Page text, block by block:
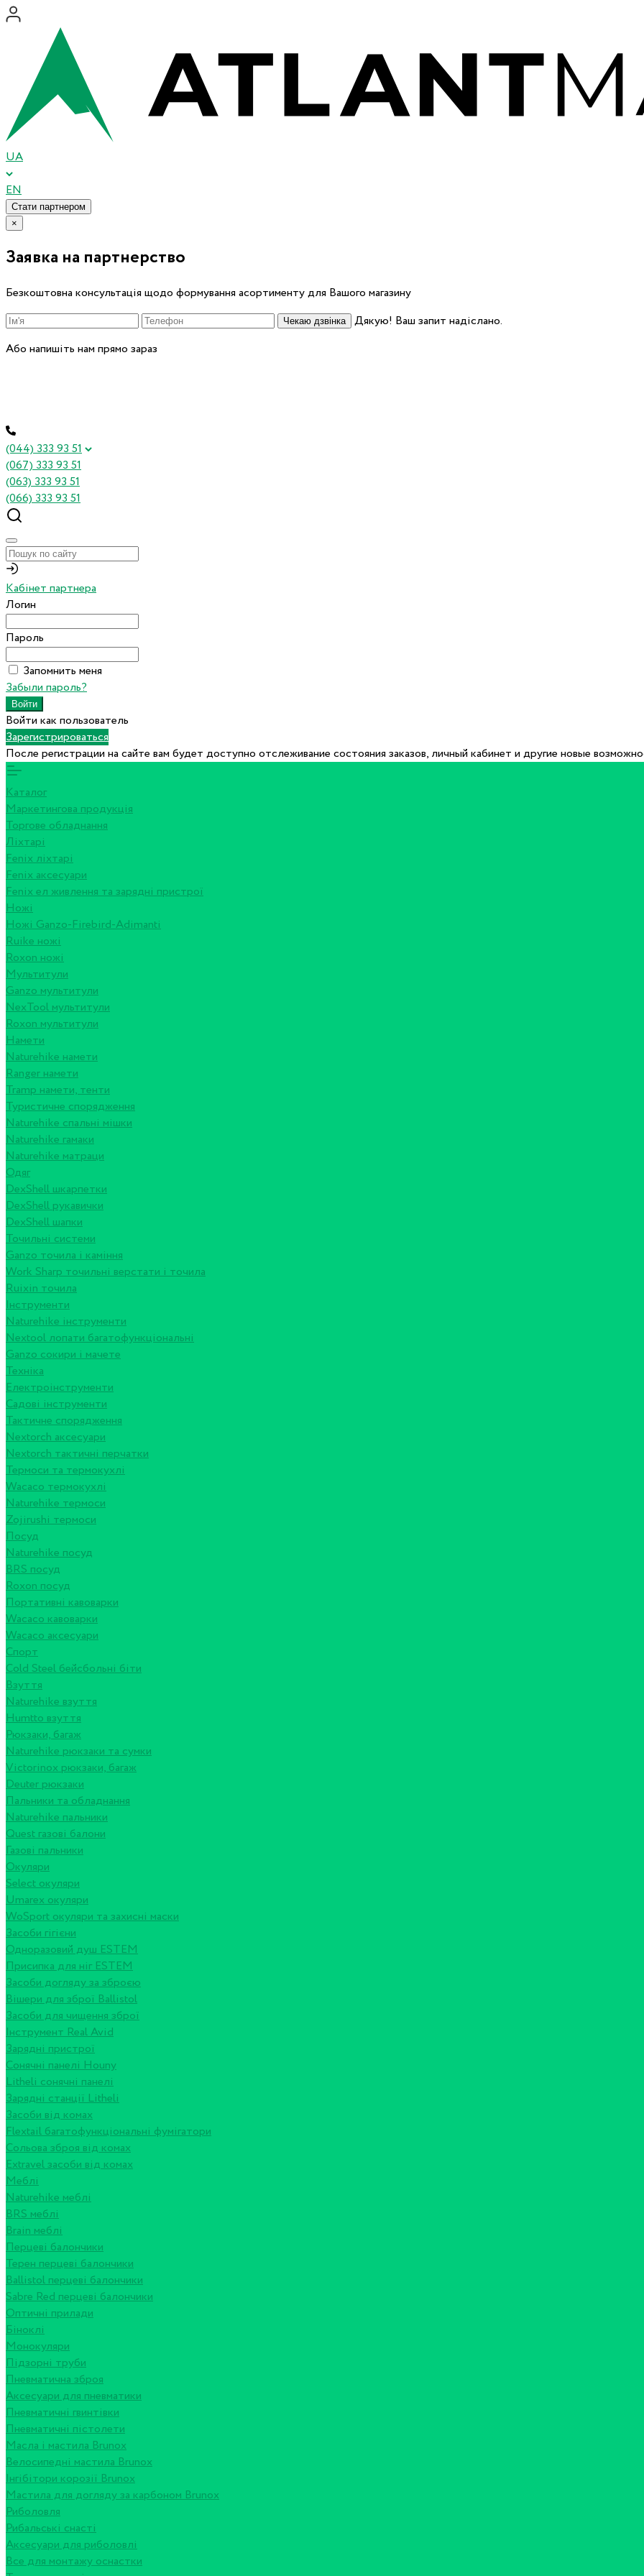
UA
EN
Стати партнером
×
Заявка на партнерство
Безкоштовна консультація щодо формування асортименту для Вашого магазину
Чекаю дзвінка
Дякую! Ваш запит надіслано.
Або напишіть нам прямо зараз
(044) 333 93 51
(067) 333 93 51
(063) 333 93 51
(066) 333 93 51
Кабінет партнера
Логин
Пароль
Запомнить меня
Забыли пароль?
Войти как пользователь
Зарегистрироваться
После регистрации на сайте вам будет доступно отслеживание состояния заказов, личный кабинет и другие новые
Каталог
Маркетингова продукція
Торгове обладнання
Ліхтарі
Fenix ліхтарі
Fenix аксесуари
Fenix ел живлення та зарядні пристрої
Ножі
Ножі Ganzo-Firebird-Adimanti
Ruike ножі
Roxon ножi
Мультитули
Ganzo мультитули
NexTool мультитули
Roxon мультитули
Намети
Naturehike намети
Ranger намети
Tramp намети, тенти
Туристичне спорядження
Naturehike спальні мішки
Naturehike гамаки
Naturehike матраци
Одяг
DexShell шкарпетки
DexShell рукавички
DexShell шапки
Точильні системи
Ganzo точила і каміння
Work Sharp точильні верстати і точила
Ruixin точила
Інструменти
Naturehike інструменти
Nextool лопати багатофункціональні
Ganzo сокири і мачете
Техніка
Електроінструменти
Садові інструменти
Тактичне спорядження
Nextorch аксесуари
Nextorch тактичні перчатки
Термоси та термокухлі
Wacaco термокухлі
Naturehike термоси
Zojirushi термоси
Посуд
Naturehike посуд
BRS посуд
Roxon посуд
Портативні кавоварки
Wacaco кавоварки
Wacaco аксесуари
Спорт
Cold Steel бейсбольні біти
Взуття
Naturehike взуття
Humtto взуття
Рюкзаки, багаж
Naturehike рюкзаки та сумки
Victorinox рюкзаки, багаж
Deuter рюкзаки
Пальники та обладнання
Naturehike пальники
Quest газові балони
Газові пальники
Окуляри
Select окуляри
Umarex окуляри
WoSport окуляри та захисні маски
Засоби гігієни
Одноразовий душ ESTEM
Присипка для ніг ESTEM
Засоби догляду за зброєю
Вішери для зброї Ballistol
Засоби для чищення зброї
Інструмент Real Avid
Зарядні пристрої
Сонячні панелі Houny
Litheli сонячні панелі
Зарядні станції Litheli
Засоби від комах
Flextail багатофункціональні фумігатори
Сольова зброя від комах
Extravel засоби від комах
Меблі
Naturehike меблі
BRS меблі
Brain меблі
Перцеві балончики
Терен перцеві балончики
Ballistol перцеві балончики
Sabre Red перцеві балончики
Оптичні прилади
Біноклі
Монокуляри
Підзорні труби
Пневматична зброя
Аксесуари для пневматики
Пневматичні гвинтівки
Пневматичні пістолети
Масла і мастила Brunox
Велосипедні мастила Brunox
Інгібітори корозії Brunox
Мастила для догляду за карбоном Brunox
Риболовля
Рибальські снасті
Аксесуари для риболовлі
Все для монтажу оснастки